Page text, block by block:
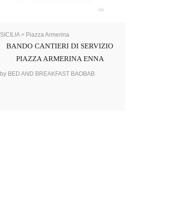
SICILIA > Piazza Armerina
BANDO CANTIERI DI SERVIZIO
PIAZZA ARMERINA ENNA
by BED AND BREAKFAST BAOBAB